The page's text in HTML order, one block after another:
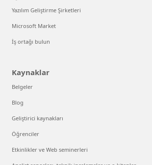
Yazılım Geliştirme Şirketleri
Microsoft Market
İş ortağı bulun
Kaynaklar
Belgeler
Blog
Geliştirici kaynakları
Öğrenciler
Etkinlikler ve Web seminerleri